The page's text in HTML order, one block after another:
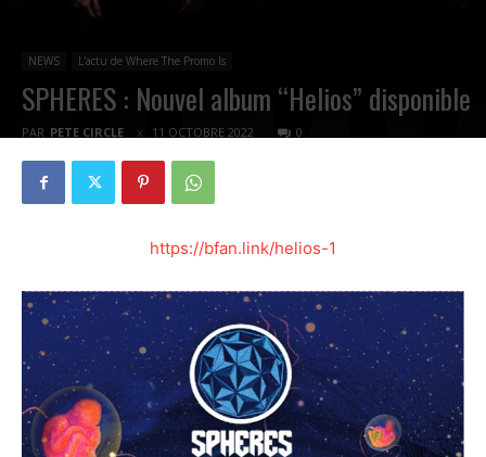
NEWS L'actu de Where The Promo Is
SPHERES : Nouvel album “Helios” disponible
PAR PETE CIRCLE 11 OCTOBRE 2022 0
https://bfan.link/helios-1